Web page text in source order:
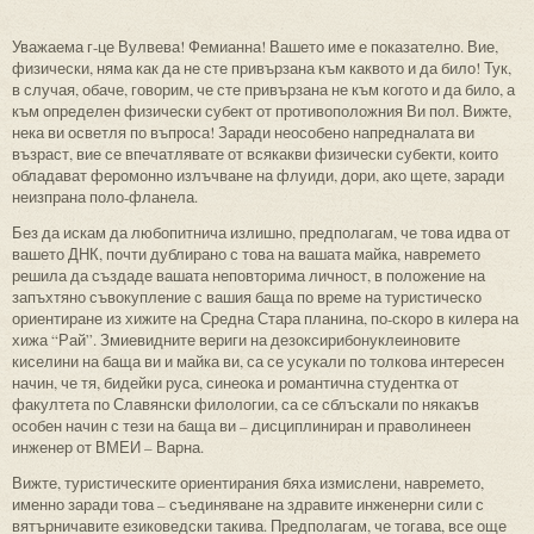
Уважаема г-це Вулвева! Фемианна! Вашето име е показателно. Вие,
физически, няма как да не сте привързана към каквото и да било! Тук,
в случая, обаче, говорим, че сте привързана не към когото и да било, а
към определен физически субект от противоположния Ви пол. Вижте,
нека ви осветля по въпроса! Заради неособено напредналата ви
възраст, вие се впечатлявате от всякакви физически субекти, които
обладават феромонно излъчване на флуиди, дори, ако щете, заради
неизпрана поло-фланела.
Без да искам да любопитнича излишно, предполагам, че това идва от
вашето ДНК, почти дублирано с това на вашата майка, навремето
решила да създаде вашата неповторима личност, в положение на
запъхтяно съвокупление с вашия баща по време на туристическо
ориентиране из хижите на Средна Стара планина, по-скоро в килера на
хижа “Рай”. Змиевидните вериги на дезоксирибонуклеиновите
киселини на баща ви и майка ви, са се усукали по толкова интересен
начин, че тя, бидейки руса, синеока и романтична студентка от
факултета по Славянски филологии, са се сблъскали по някакъв
особен начин с тези на баща ви – дисциплиниран и праволинеен
инженер от ВМЕИ – Варна.
Вижте, туристическите ориентирания бяха измислени, навремето,
именно заради това – съединяване на здравите инженерни сили с
вятърничавите езиковедски такива. Предполагам, че тогава, все още